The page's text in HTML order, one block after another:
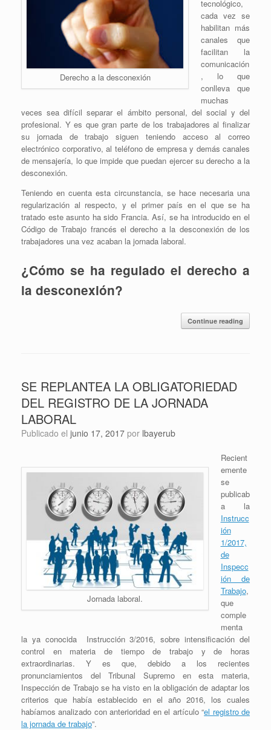
Derecho a la desconexión
tecnológico,
cada vez se
habilitan más
canales que
facilitan la
comunicación
, lo que
conlleva que
muchas
veces sea difícil separar el ámbito personal, del social y del
profesional. Y es que gran parte de los trabajadores al finalizar
su jornada de trabajo siguen teniendo acceso al correo
electrónico corporativo, al teléfono de empresa y demás canales
de mensajería, lo que impide que puedan ejercer su derecho a la
desconexión.
Teniendo en cuenta esta circunstancia, se hace necesaria una
regularización al respecto, y el primer país en el que se ha
tratado este asunto ha sido Francia. Así, se ha introducido en el
Código de Trabajo francés el derecho a la desconexión de los
trabajadores una vez acaban la jornada laboral.
¿Cómo se ha regulado el derecho a
la desconexión?
Continue reading
SE REPLANTEA LA OBLIGATORIEDAD
DEL REGISTRO DE LA JORNADA
LABORAL
Publicado el junio 17, 2017 por lbayerub
Jornada laboral.
Recient
emente
se
publicab
a la
Instrucc
ión
1/2017,
de
Inspecc
ión de
Trabajo,
que
comple
menta
la ya conocida Instrucción 3/2016, sobre intensificación del
control en materia de tiempo de trabajo y de horas
extraordinarias. Y es que, debido a los recientes
pronunciamientos del Tribunal Supremo en esta materia,
Inspección de Trabajo se ha visto en la obligación de adaptar los
criterios que había establecido en el año 2016, los cuales
habíamos analizado con anterioridad en el artículo “el registro de
la jornada de trabajo”.